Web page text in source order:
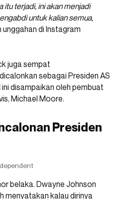
itu terjadi, ini akan menjadi
untuk kalian semua,
unggahan di Instagram
juga sempat
sebagai Presiden AS
disampaikan oleh pembuat
Michael Moore.
Presiden
belaka. Dwayne Johnson
menyatakan kalau dirinya